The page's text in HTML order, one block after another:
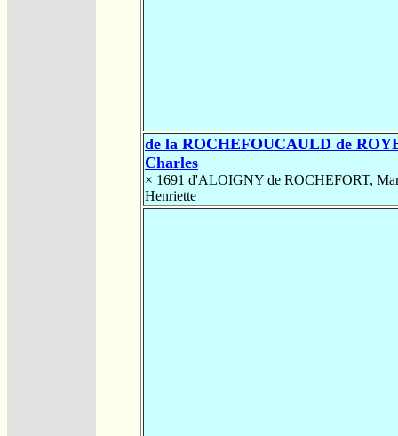
de la ROCHEFOUCAULD de
Charles
× 1691 d'ALOIGNY de ROCHEFORT,
Henriette